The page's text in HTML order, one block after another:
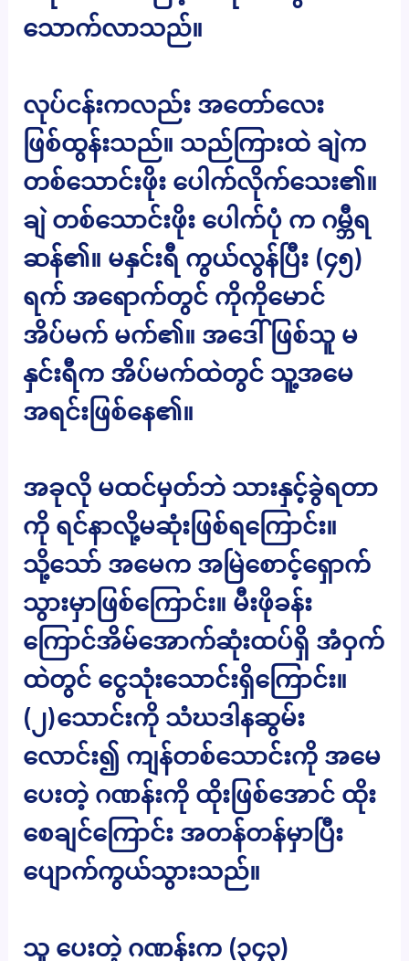
သောက်လာသည်။
လုပ်ငန်းကလည်း အတော်လေး
ဖြစ်ထွန်းသည်။ သည်ကြားထဲ ချဲက
တစ်သောင်းဖိုး ပေါက်လိုက်သေး၏။
ချဲ တစ်သောင်းဖိုး ပေါက်ပုံ က ဂမ္ဘီရ
ဆန်၏။ မနှင်းရီ ကွယ်လွန်ပြီး (၄၅)
ရက် အရောက်တွင် ကိုကိုမောင်
အိပ်မက် မက်၏။ အဒေါ်ဖြစ်သူ မ
နှင်းရီက အိပ်မက်ထဲတွင် သူ့အမေ
အရင်းဖြစ်နေ၏။
အခုလို မထင်မှတ်ဘဲ သားနှင့်ခွဲရတာ
ကို ရင်နာလို့မဆုံးဖြစ်ရကြောင်း။
သို့သော် အမေက အမြဲစောင့်ရှောက်
သွားမှာဖြစ်ကြောင်း။ မီးဖိုခန်း
ကြောင်အိမ်အောက်ဆုံးထပ်ရှိ အံဝှက်
ထဲတွင် ငွေသုံးသောင်းရှိကြောင်း။
(၂)သောင်းကို သံဃဒါနဆွမ်း
လောင်း၍ ကျန်တစ်သောင်းကို အမေ
ပေးတဲ့ ဂဏန်းကို ထိုးဖြစ်အောင် ထိုး
စေချင်ကြောင်း အတန်တန်မှာပြီး
ပျောက်ကွယ်သွားသည်။
သူ ပေးတဲ့ ဂဏန်းက (၃၄၃)